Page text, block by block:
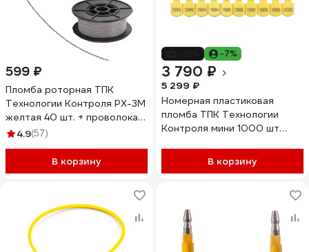
599 ₽
Пломба роторная ТПК
Технологии Контроля РХ-3М
желтая 40 шт. + проволока
пломбировочная 0.5/50м
4.9(57)
В корзину
-7%
3 790 ₽
5 299 ₽
Номерная пластиковая
пломба ТПК Технологии
Контроля мини 1000 шт
В корзину